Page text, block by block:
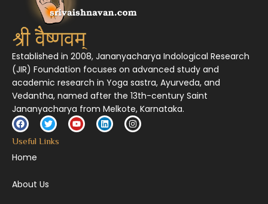
Established in 2008, Jananyacharya Indological Research
(JIR) Foundation focuses on advanced study and
academic research in Yoga sastra, Ayurveda, and
Vedantha, named after the 13th-century Saint
Jananyacharya from Melkote, Karnataka.
Useful Links
Home
About Us